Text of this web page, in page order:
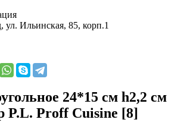
Ильинская, 85, корп.1
24*15 см h2,2 см
P.L. Proff Cuisine [8]